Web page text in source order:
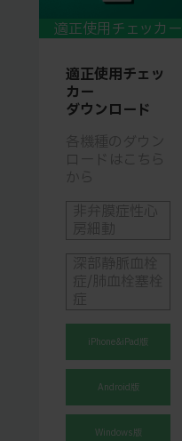
適正使用チェッカー
適正使用チェッ
カー
ダウンロード
各機種のダウン
ロードはこちら
から
非弁膜症性心
房細動
深部静脈血栓
症/肺血栓塞栓
症
iPhone&iPad版
Android版
Windows版